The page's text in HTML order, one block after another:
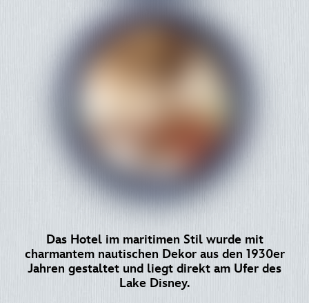
Das Hotel im maritimen Stil wurde mit
charmantem nautischen Dekor aus den 1930er
Jahren gestaltet und liegt direkt am Ufer des
Lake Disney.